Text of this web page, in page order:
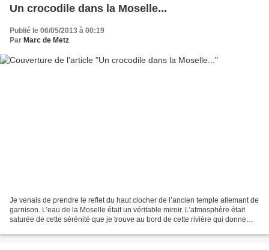
Un crocodile dans la Moselle...
Publié le 06/05/2013 à 00:19
Par Marc de Metz
Je venais de prendre le reflet du haut clocher de l’ancien temple allemant de
garnison. L’eau de la Moselle était un véritable miroir. L’atmosphère était
saturée de cette sérénité que je trouve au bord de cette rivière qui donne